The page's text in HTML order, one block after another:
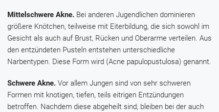
Mittelschwere Akne. Bei anderen Jugendlichen dominieren
größere Knötchen, teilweise mit Eiterbildung, die sich sowohl im
Gesicht als auch auf Brust, Rücken und Oberarme verteilen. Aus
den entzündeten Pusteln entstehen unterschiedliche
Narbentypen. Diese Form wird (Acne papulopustulosa) genannt.
Schwere Akne. Vor allem Jungen sind von sehr schweren
Formen mit knotigen, tiefen, teils eitrigen Entzündungen
betroffen. Nachdem diese abgeheilt sind, bleiben bei der auch